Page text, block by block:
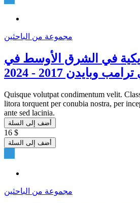
مجموعة من الباحثين
في الشرق الأوسط في
وبايدن 2017 - 2024
Quisque volutpat condimentum velit.
litora torquent per conubia nostra, per
ante sed lacinia.
أضف إلى السلة
16 $
أضف إلى السلة
مجموعة من الباحثين